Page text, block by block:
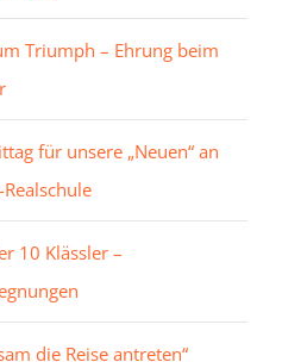
Triumph – Ehrung beim
für unsere „Neuen“ an
10 Klässler –
die Reise antreten“